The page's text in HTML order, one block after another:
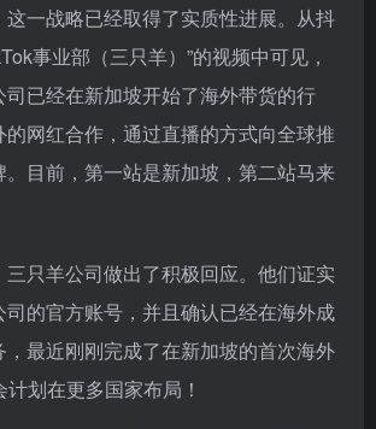
这一战略已经取得了实质性进展。从抖
事业部（三只羊）”的视频中可见，
已经在新加坡开始了海外带货的行
网红合作，通过直播的方式向全球推
。目前，第一站是新加坡，第二站马来
只羊公司做出了积极回应。他们证实
司的官方账号，并且确认已经在海外成
最近刚刚完成了在新加坡的首次海外
计划在更多国家布局！